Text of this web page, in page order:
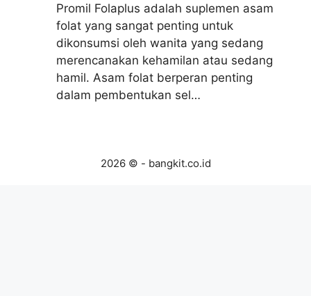
Promil Folaplus adalah suplemen asam
folat yang sangat penting untuk
dikonsumsi oleh wanita yang sedang
merencanakan kehamilan atau sedang
hamil. Asam folat berperan penting
dalam pembentukan sel…
2026 © - bangkit.co.id